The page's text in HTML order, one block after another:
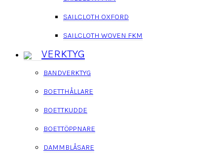
SAILCLOTH OXFORD
SAILCLOTH WOVEN FKM
VERKTYG
BANDVERKTYG
BOETTHÅLLARE
BOETTKUDDE
BOETTÖPPNARE
DAMMBLÅSARE